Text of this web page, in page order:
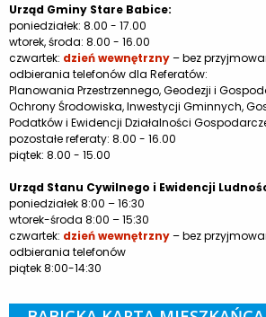
Urząd Gminy Stare Babice:
poniedziałek: 8.00 - 17.00
wtorek, środa: 8.00 - 16.00
czwartek: dzień wewnętrzny– bez
odbierania telefonów dla Referatów:
Planowania Przestrzennego, Geodezji i
Ochrony Środowiska, Inwestycji Gminnych,
Podatków i Ewidencji Działalności
pozostałe referaty: 8.00 - 16.00
piątek: 8.00 - 15.00
Urząd Stanu Cywilnego i Ewidencji
poniedziałek 8:00 – 16:30
wtorek-środa 8:00 – 15:30
czwartek: dzień wewnętrzny– bez
odbierania telefonów
piątek 8:00-14:30